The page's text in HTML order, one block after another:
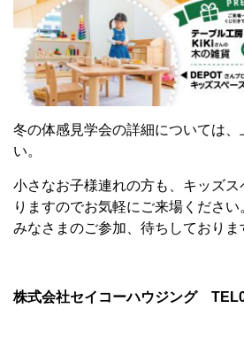
冬の体感見学会の詳細については、
い。
小さなお子様連れの方も、キッズ
りますのでお気軽にご来場ください
みなさまのご参加、待ちしておりま
株式会社セイコーハウジング